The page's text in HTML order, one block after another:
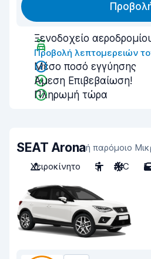
Ξενοδοχείο
Προβολή λεπτομερειών
Μέσο ποσό εγγύησης
Άμεση Επιβεβαίωση!
Πληρωμή τώρα
SEAT Aronaή παρόμοιο
Χειροκίνητο
5 A/C 5